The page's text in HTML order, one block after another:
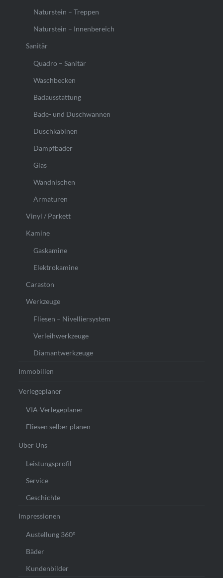
Naturstein – Treppen
Naturstein – Innenbereich
Sanitär
Quadro – Sanitär
Waschbecken
Badausstattung
Bade- und Duschwannen
Duschkabinen
Dampfbäder
Glas
Wandnischen
Armaturen
Vinyl / Parkett
Kamine
Gaskamine
Elektrokamine
Caraston
Werkzeuge
Fliesen – Nivelliersystem
Verleihwerkzeuge
Diamantwerkzeuge
Immobilien
Verlegeplaner
VIA-Verlegeplaner
Fliesen selber planen
Über Uns
Leistungsprofil
Service
Geschichte
Impressionen
Austellung 360°
Bäder
Kundenbilder